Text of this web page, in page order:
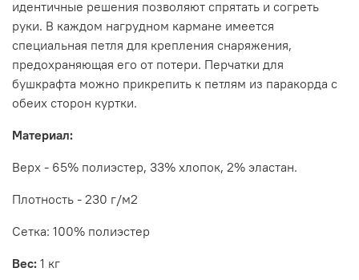
идентичные решения позволяют спрятать и согреть
руки. В каждом нагрудном кармане имеется
специальная петля для крепления снаряжения,
предохраняющая его от потери. Перчатки для
бушкрафта можно прикрепить к петлям из паракорда с
обеих сторон куртки.
Материал:
Верх - 65% полиэстер, 33% хлопок, 2% эластан.
Плотность - 230 г/м2
Сетка: 100% полиэстер
Bec: 1 кг